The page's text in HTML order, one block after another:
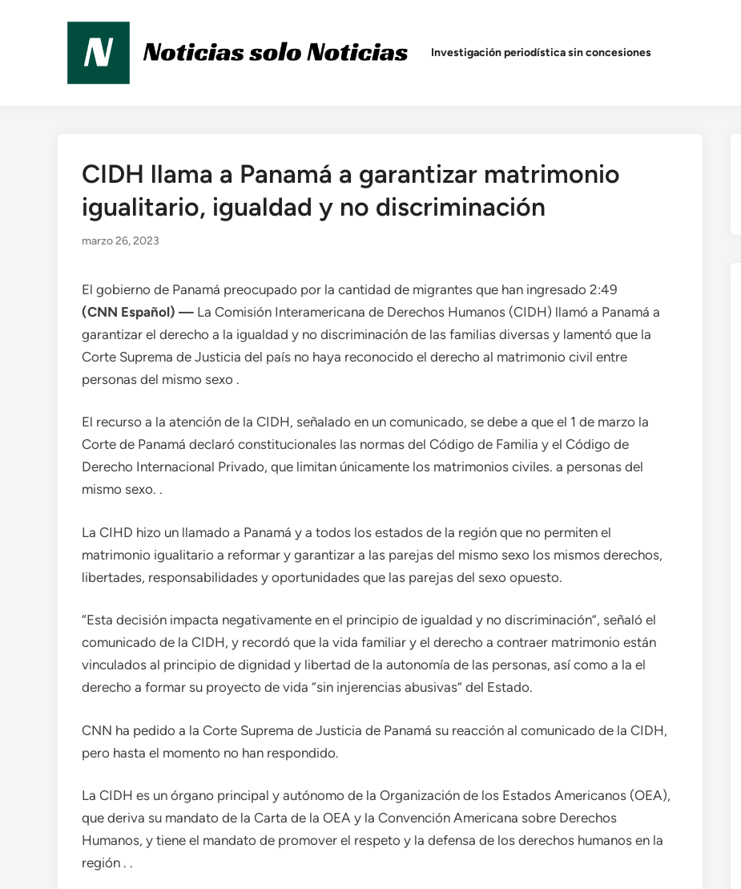
Investigación periodística sin concesiones
Publicado
CIDH llama a Panamá a garantizar matrimonio
igualitario, igualdad y no discriminación
marzo 26, 2023
El gobierno de Panamá preocupado por la cantidad de migrantes que han ingresado 2:49
(CNN Español) — La Comisión Interamericana de Derechos Humanos (CIDH) llamó a Panamá a
garantizar el derecho a la igualdad y no discriminación de las familias diversas y lamentó que la
Corte Suprema de Justicia del país no haya reconocido el derecho al matrimonio civil entre
personas del mismo sexo .
El recurso a la atención de la CIDH, señalado en un comunicado, se debe a que el 1 de marzo la
Corte de Panamá declaró constitucionales las normas del Código de Familia y el Código de
Derecho Internacional Privado, que limitan únicamente los matrimonios civiles. a personas del
mismo sexo. .
La CIHD hizo un llamado a Panamá y a todos los estados de la región que no permiten el
matrimonio igualitario a reformar y garantizar a las parejas del mismo sexo los mismos derechos,
libertades, responsabilidades y oportunidades que las parejas del sexo opuesto.
“Esta decisión impacta negativamente en el principio de igualdad y no discriminación”, señaló el
comunicado de la CIDH, y recordó que la vida familiar y el derecho a contraer matrimonio están
vinculados al principio de dignidad y libertad de la autonomía de las personas, así como a la el
derecho a formar su proyecto de vida “sin injerencias abusivas” del Estado.
CNN ha pedido a la Corte Suprema de Justicia de Panamá su reacción al comunicado de la CIDH,
pero hasta el momento no han respondido.
La CIDH es un órgano principal y autónomo de la Organización de los Estados Americanos (OEA),
que deriva su mandato de la Carta de la OEA y la Convención Americana sobre Derechos
Humanos, y tiene el mandato de promover el respeto y la defensa de los derechos humanos en la
región . .